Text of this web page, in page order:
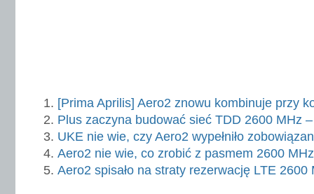
[Prima Aprilis] Aero2 znowu kombinuje przy
Plus zaczyna budować sieć TDD 2600 MHz
UKE nie wie, czy Aero2 wypełniło
Aero2 nie wie, co zrobić z pasmem 2600 MHz
Aero2 spisało na straty rezerwację LTE 2600